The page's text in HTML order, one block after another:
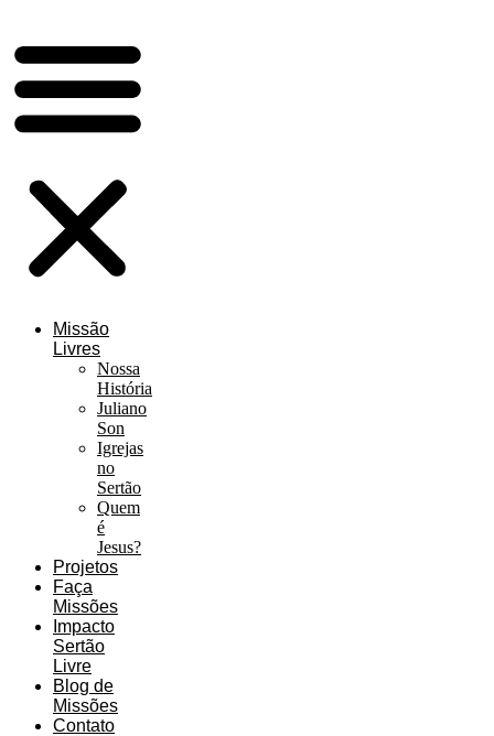
Missão
Livres
Nossa
História
Juliano
Son
Igrejas
no
Sertão
Quem
é
Jesus?
Projetos
Faça
Missões
Impacto
Sertão
Livre
Blog de
Missões
Contato